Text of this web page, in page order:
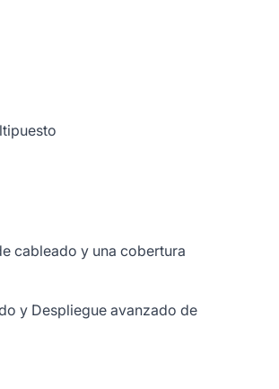
cableado y una cobertura
y Despliegue avanzado de